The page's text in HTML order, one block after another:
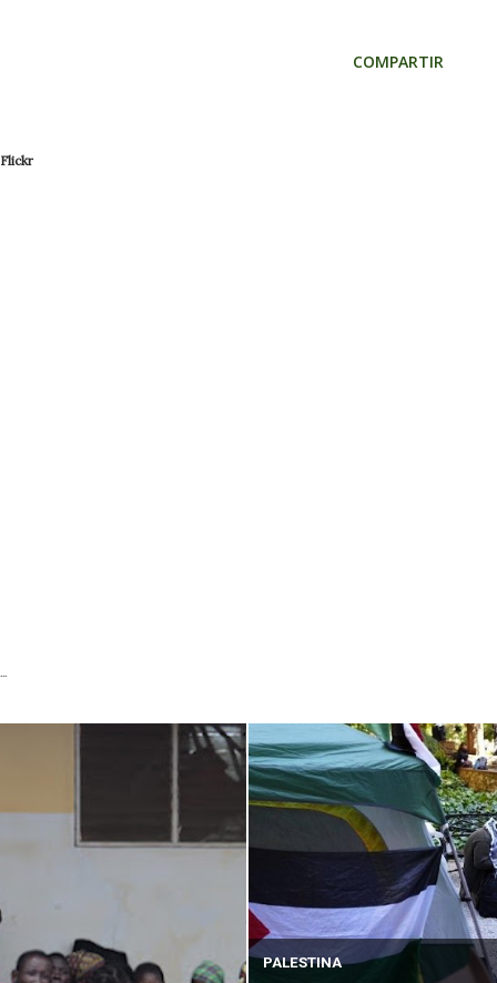
COMPARTIR
Flickr
...
PALESTINA